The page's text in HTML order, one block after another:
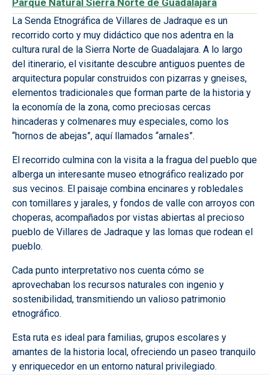
Parque Natural Sierra Norte de Guadalajara
La Senda Etnográfica de Villares de Jadraque es un
recorrido corto y muy didáctico que nos adentra en la
cultura rural de la Sierra Norte de Guadalajara. A lo largo
del itinerario, el visitante descubre antiguos puentes de
arquitectura popular construidos con pizarras y gneises,
elementos tradicionales que forman parte de la historia y
la economía de la zona, como preciosas cercas
hincaderas y colmenares muy especiales, como los
“hornos de abejas”, aquí llamados “arnales”.
El recorrido culmina con la visita a la fragua del pueblo que
alberga un interesante museo etnográfico realizado por
sus vecinos. El paisaje combina encinares y robledales
con tomillares y jarales, y fondos de valle con arroyos con
choperas, acompañados por vistas abiertas al precioso
pueblo de Villares de Jadraque y las lomas que rodean el
pueblo.
Cada punto interpretativo nos cuenta cómo se
aprovechaban los recursos naturales con ingenio y
sostenibilidad, transmitiendo un valioso patrimonio
etnográfico.
Esta ruta es ideal para familias, grupos escolares y
amantes de la historia local, ofreciendo un paseo tranquilo
y enriquecedor en un entorno natural privilegiado.